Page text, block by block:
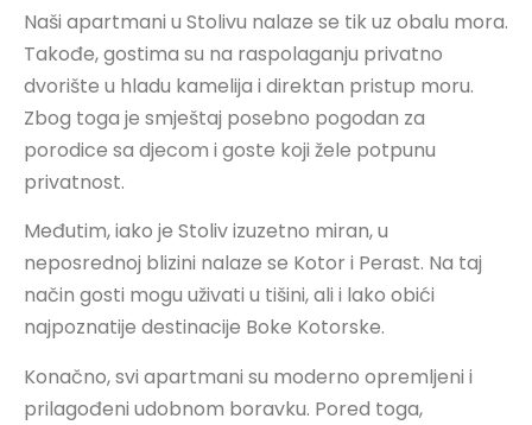
Naši apartmani u Stolivu nalaze se tik uz obalu mora.
Takođe, gostima su na raspolaganju privatno
dvorište u hladu kamelija i direktan pristup moru.
Zbog toga je smještaj posebno pogodan za
porodice sa djecom i goste koji žele potpunu
privatnost.
Međutim, iako je Stoliv izuzetno miran, u
neposrednoj blizini nalaze se Kotor i Perast. Na taj
način gosti mogu uživati u tišini, ali i lako obići
najpoznatije destinacije Boke Kotorske.
Konačno, svi apartmani su moderno opremljeni i
prilagođeni udobnom boravku. Pored toga,